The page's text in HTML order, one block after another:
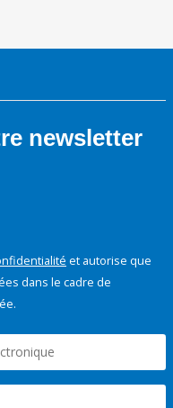
newsletter
et autorise que
dans le cadre de